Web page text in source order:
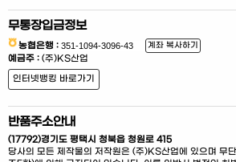
무통장입금정보
농협은행 : 계좌 복사하기
예금주 : (주)KS산업
인터넷뱅킹 바로가기
반품주소안내
(17792)경기도 평택시 청북읍 청원로 415
당사의 모든 제작물의 저작원은 (주)KS산업에 있으며 무